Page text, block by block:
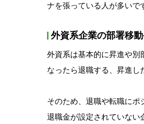
ナを張っている人が多いで
外資系企業の部署移
外資系は基本的に昇進や別
なったら退職する、昇進し
そのため、退職や転職にポ
退職金が設定されていない